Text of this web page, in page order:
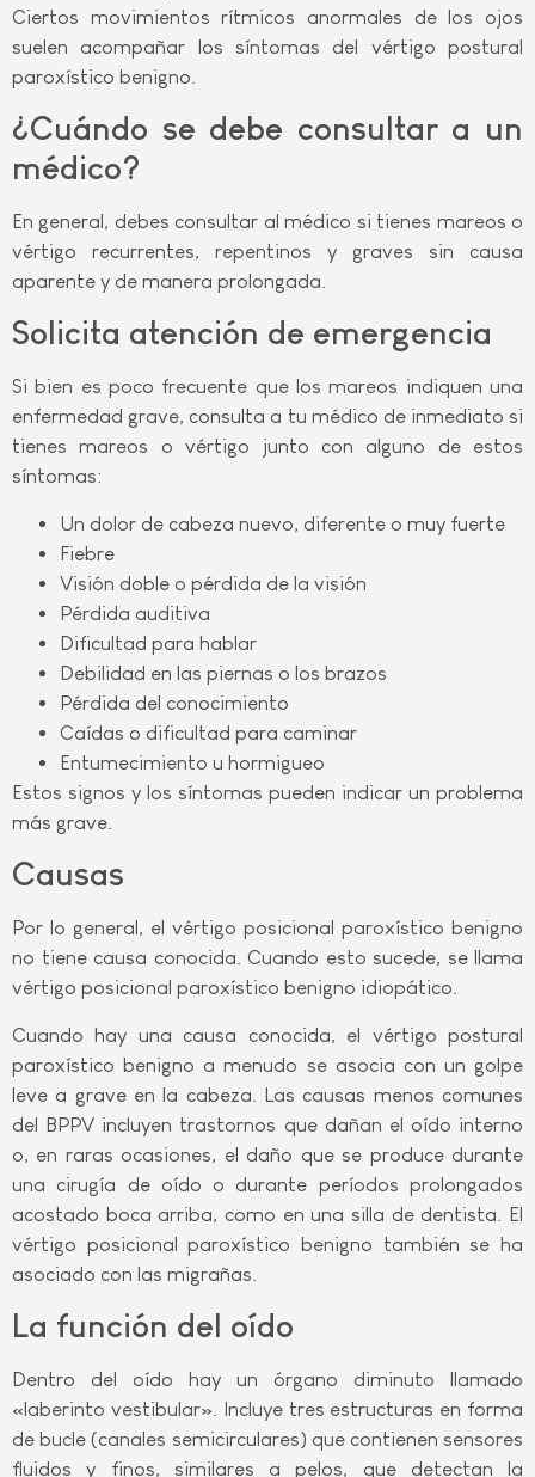
Ciertos movimientos rítmicos anormales de los ojos
suelen acompañar los síntomas del vértigo postural
paroxístico benigno.
¿Cuándo se debe consultar a un
médico?
En general, debes consultar al médico si tienes mareos o
vértigo recurrentes, repentinos y graves sin causa
aparente y de manera prolongada.
Solicita atención de emergencia
Si bien es poco frecuente que los mareos indiquen una
enfermedad grave, consulta a tu médico de inmediato si
tienes mareos o vértigo junto con alguno de estos
síntomas:
Un dolor de cabeza nuevo, diferente o muy fuerte
Fiebre
Visión doble o pérdida de la visión
Pérdida auditiva
Dificultad para hablar
Debilidad en las piernas o los brazos
Pérdida del conocimiento
Caídas o dificultad para caminar
Entumecimiento u hormigueo
Estos signos y los síntomas pueden indicar un problema
más grave.
Causas
Por lo general, el vértigo posicional paroxístico benigno
no tiene causa conocida. Cuando esto sucede, se llama
vértigo posicional paroxístico benigno idiopático.
Cuando hay una causa conocida, el vértigo postural
paroxístico benigno a menudo se asocia con un golpe
leve a grave en la cabeza. Las causas menos comunes
del BPPV incluyen trastornos que dañan el oído interno
o, en raras ocasiones, el daño que se produce durante
una cirugía de oído o durante períodos prolongados
acostado boca arriba, como en una silla de dentista. El
vértigo posicional paroxístico benigno también se ha
asociado con las migrañas.
La función del oído
Dentro del oído hay un órgano diminuto llamado
«laberinto vestibular». Incluye tres estructuras en forma
de bucle (canales semicirculares) que contienen sensores
fluidos y finos, similares a pelos, que detectan la